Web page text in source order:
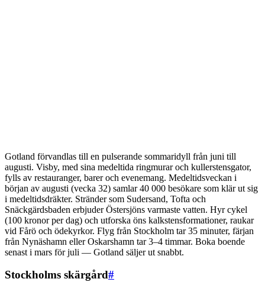
Gotland förvandlas till en pulserande sommaridyll från juni till
augusti. Visby, med sina medeltida ringmurar och kullerstensgator,
fylls av restauranger, barer och evenemang. Medeltidsveckan i
början av augusti (vecka 32) samlar 40 000 besökare som klär ut sig
i medeltidsdräkter. Stränder som Sudersand, Tofta och
Snäckgärdsbaden erbjuder Östersjöns varmaste vatten. Hyr cykel
(100 kronor per dag) och utforska öns kalkstensformationer, raukar
vid Fårö och ödekyrkor. Flyg från Stockholm tar 35 minuter, färjan
från Nynäshamn eller Oskarshamn tar 3–4 timmar. Boka boende
senast i mars för juli — Gotland säljer ut snabbt.
Stockholms skärgård#